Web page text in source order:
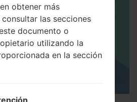
obtener más
las secciones
documento o
utilizando la
en la sección